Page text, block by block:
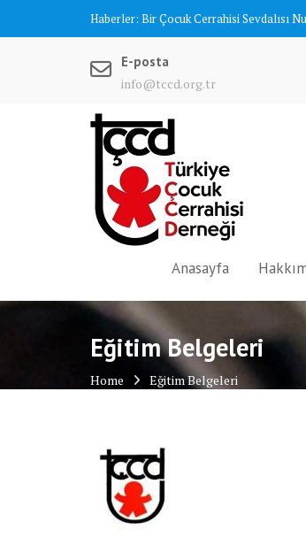
Haberler: Bir Çocuk Cerrahisi Sevdalısı
E-posta
info@tccd.org.tr
Anasayfa
Eğitim Belgeleri
Home Eğitim Belgeleri